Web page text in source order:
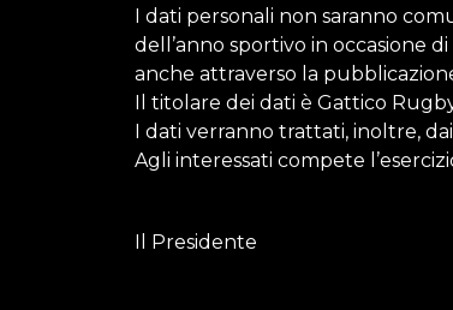
I dati personali non saranno
dell’anno sportivo in occasione
anche attraverso la
Il titolare dei dati è Gattico
I dati verranno trattati, inoltre,
Agli interessati compete
Il Presidente